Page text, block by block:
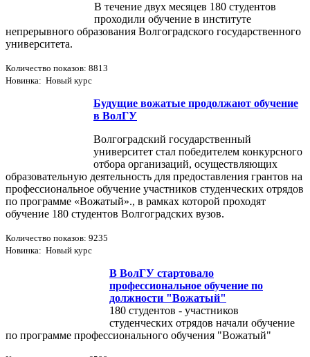
В течение двух месяцев 180 студентов
проходили обучение в институте
непрерывного образования Волгоградского государственного
университета.
Количество показов: 8813
Новинка: Новый курс
Будущие вожатые продолжают обучение
в ВолГУ
Волгоградский государственный
университет стал победителем конкурсного
отбора организаций, осуществляющих
образовательную деятельность для предоставления грантов на
профессиональное обучение участников студенческих отрядов
по программе «Вожатый»., в рамках которой проходят
обучение 180 студентов Волгоградских вузов.
Количество показов: 9235
Новинка: Новый курс
В ВолГУ стартовало
профессиональное обучение по
должности "Вожатый"
180 студентов - участников
студенческих отрядов начали обучение
по программе профессионального обучения "Вожатый"